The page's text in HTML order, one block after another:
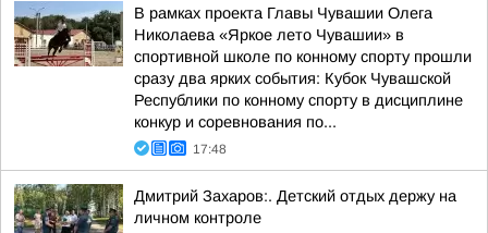
В рамках проекта Главы Чувашии Олега
Николаева «Яркое лето Чувашии» в
спортивной школе по конному спорту прошли
сразу два ярких события: Кубок Чувашской
Республики по конному спорту в дисциплине
конкур и соревнования по...
17:48
Дмитрий Захаров:. Детский отдых держу на
личном контроле